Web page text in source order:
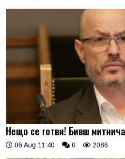
Нещо се готви! Бивш
06 Aug 11:40 0 2086